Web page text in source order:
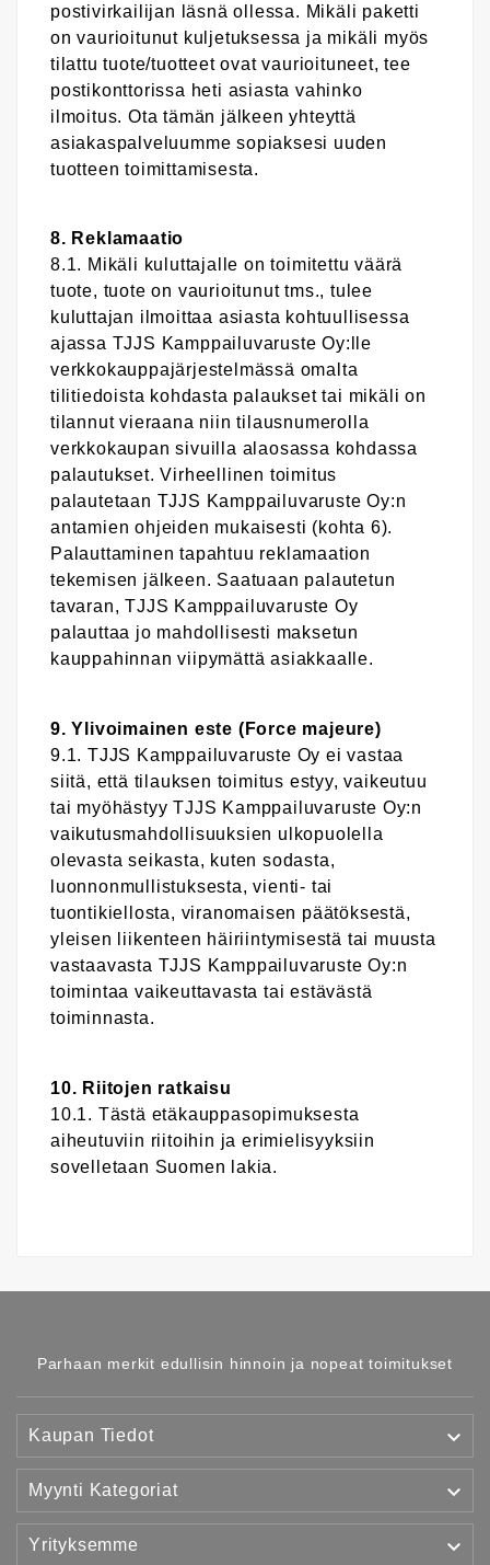
postivirkailijan läsnä ollessa. Mikäli paketti
on vaurioitunut kuljetuksessa ja mikäli myös
tilattu tuote/tuotteet ovat vaurioituneet, tee
postikonttorissa heti asiasta vahinko
ilmoitus. Ota tämän jälkeen yhteyttä
asiakaspalveluumme sopiaksesi uuden
tuotteen toimittamisesta.
8. Reklamaatio
8.1. Mikäli kuluttajalle on toimitettu väärä
tuote, tuote on vaurioitunut tms., tulee
kuluttajan ilmoittaa asiasta kohtuullisessa
ajassa TJJS Kamppailuvaruste Oy:lle
verkkokauppajärjestelmässä omalta
tilitiedoista kohdasta palaukset tai mikäli on
tilannut vieraana niin tilausnumerolla
verkkokaupan sivuilla alaosassa kohdassa
palautukset. Virheellinen toimitus
palautetaan TJJS Kamppailuvaruste Oy:n
antamien ohjeiden mukaisesti (kohta 6).
Palauttaminen tapahtuu reklamaation
tekemisen jälkeen. Saatuaan palautetun
tavaran, TJJS Kamppailuvaruste Oy
palauttaa jo mahdollisesti maksetun
kauppahinnan viipymättä asiakkaalle.
9. Ylivoimainen este (Force majeure)
9.1. TJJS Kamppailuvaruste Oy ei vastaa
siitä, että tilauksen toimitus estyy, vaikeutuu
tai myöhästyy TJJS Kamppailuvaruste Oy:n
vaikutusmahdollisuuksien ulkopuolella
olevasta seikasta, kuten sodasta,
luonnonmullistuksesta, vienti- tai
tuontikiellosta, viranomaisen päätöksestä,
yleisen liikenteen häiriintymisestä tai muusta
vastaavasta TJJS Kamppailuvaruste Oy:n
toimintaa vaikeuttavasta tai estävästä
toiminnasta.
10. Riitojen ratkaisu
10.1. Tästä etäkauppasopimuksesta
aiheutuviin riitoihin ja erimielisyyksiin
sovelletaan Suomen lakia.
Parhaan merkit edullisin hinnoin ja nopeat toimitukset
Kaupan Tiedot 
Myynti Kategoriat 
Yrityksemme 